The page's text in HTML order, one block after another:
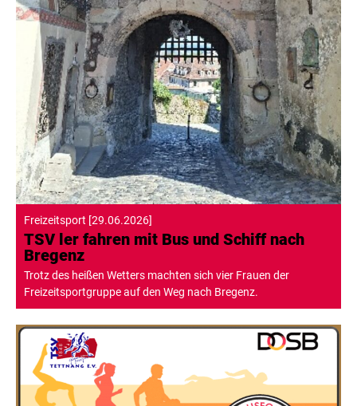
Freizeitsport [29.06.2026]
TSV ler fahren mit Bus und Schiff nach
Bregenz
Trotz des heißen Wetters machten sich vier Frauen der
Freizeitsportgruppe auf den Weg nach Bregenz.